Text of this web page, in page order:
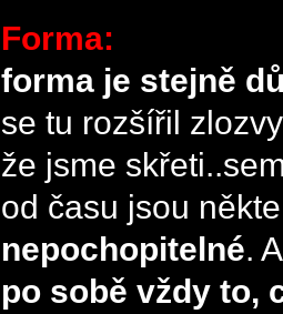
Forma:
forma je stejně
se tu rozšířil
že jsme
od času jsou
nepochopitelné.
po sobě vždy to,